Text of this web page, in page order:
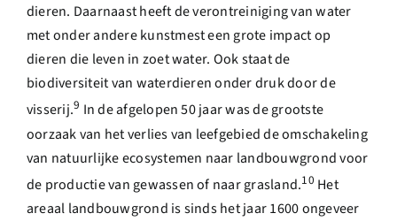
dieren. Daarnaast heeft de verontreiniging van water
met onder andere kunstmest een grote impact op
dieren die leven in zoet water. Ook staat de
biodiversiteit van waterdieren onder druk door de
visserij.9 In de afgelopen 50 jaar was de grootste
oorzaak van het verlies van leefgebied de omschakeling
van natuurlijke ecosystemen naar landbouwgrond voor
de productie van gewassen of naar grasland.10 Het
areaal landbouwgrond is sinds het jaar 1600 ongeveer